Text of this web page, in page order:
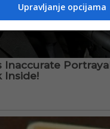
Upravljanje opcijama